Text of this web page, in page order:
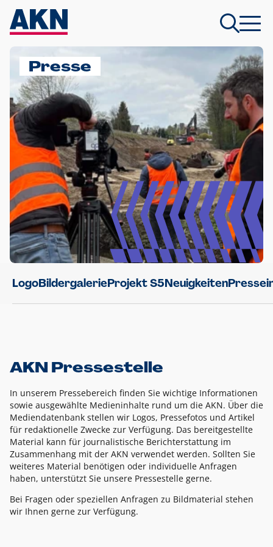
Presse
LogoBildergalerieProjekt S5Neuigkeiten
AKN Pressestelle
In unserem Pressebereich finden Sie wichtige Informationen
sowie ausgewählte Medieninhalte rund um die AKN. Über die
Mediendatenbank stellen wir Logos, Pressefotos und Artikel
für redaktionelle Zwecke zur Verfügung. Das bereitgestellte
Material kann für journalistische Berichterstattung im
Zusammenhang mit der AKN verwendet werden. Sollten Sie
weiteres Material benötigen oder individuelle Anfragen
haben, unterstützt Sie unsere Pressestelle gerne.
Bei Fragen oder speziellen Anfragen zu Bildmaterial stehen
wir Ihnen gerne zur Verfügung.